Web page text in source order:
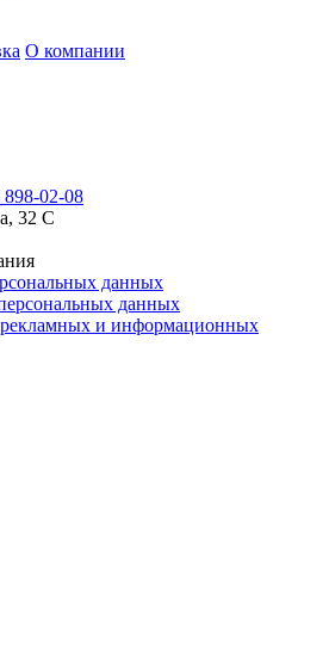
О компании
898-02-08
32 С
данных
данных
рекламных и информационных